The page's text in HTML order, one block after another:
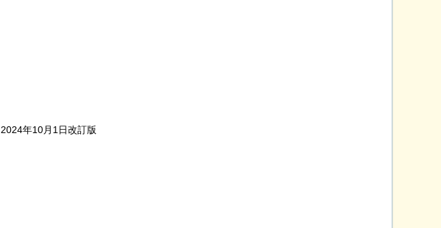
2024年10月1日改訂版